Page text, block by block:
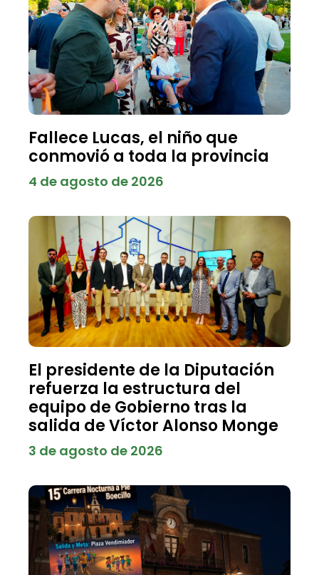
Fallece Lucas, el niño que
conmovió a toda la provincia
4 de agosto de 2026
El presidente de la Diputación
refuerza la estructura del
equipo de Gobierno tras la
salida de Víctor Alonso Monge
3 de agosto de 2026